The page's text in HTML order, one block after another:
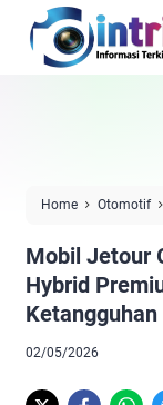
Home Otomotif
Ekstrem
Mobil Jetour
Hybrid
02/05/2026